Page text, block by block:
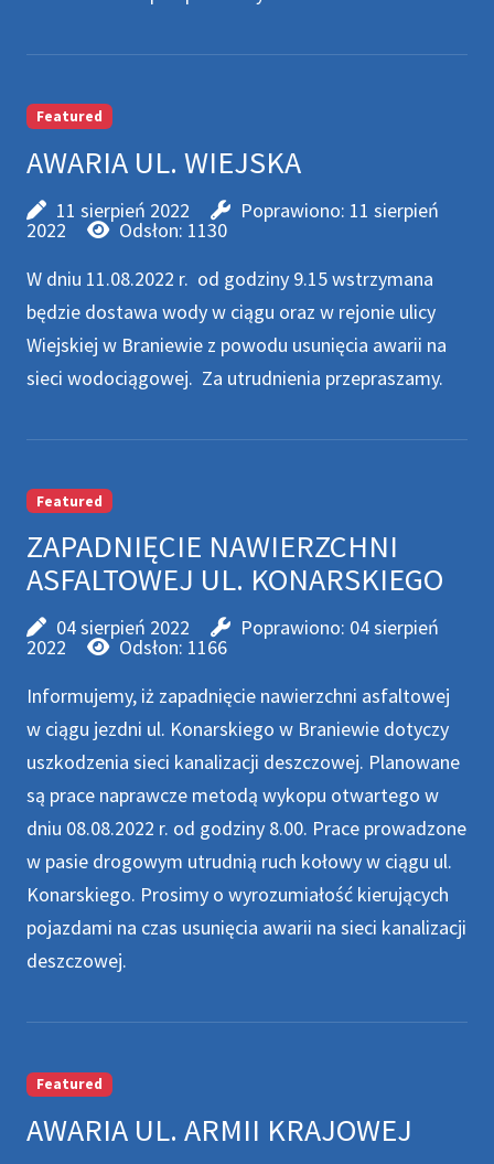
Featured
AWARIA UL. WIEJSKA
11 sierpień 2022 Poprawiono: 11 sierpień
2022
Odsłon: 1130
W dniu 11.08.2022 r. od godziny 9.15 wstrzymana
będzie dostawa wody w ciągu oraz w rejonie ulicy
Wiejskiej w Braniewie z powodu usunięcia awarii na
sieci wodociągowej. Za utrudnienia przepraszamy.
Featured
ZAPADNIĘCIE NAWIERZCHNI
ASFALTOWEJ UL. KONARSKIEGO
04 sierpień 2022 Poprawiono: 04 sierpień
2022
Odsłon: 1166
Informujemy, iż zapadnięcie nawierzchni asfaltowej
w ciągu jezdni ul. Konarskiego w Braniewie dotyczy
uszkodzenia sieci kanalizacji deszczowej. Planowane
są prace naprawcze metodą wykopu otwartego w
dniu 08.08.2022 r. od godziny 8.00. Prace prowadzone
w pasie drogowym utrudnią ruch kołowy w ciągu ul.
Konarskiego. Prosimy o wyrozumiałość kierujących
pojazdami na czas usunięcia awarii na sieci kanalizacji
deszczowej.
Featured
AWARIA UL. ARMII KRAJOWEJ